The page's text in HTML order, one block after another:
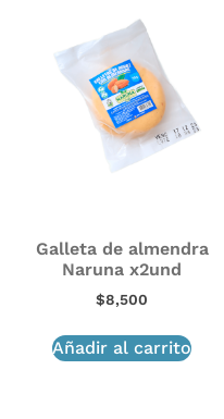
Galleta de almendra
Naruna x2und
$8,500
Añadir al carrito